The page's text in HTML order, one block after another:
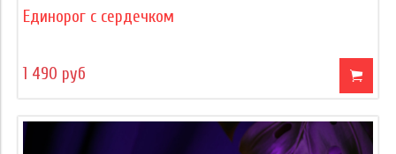
Единорог с сердечком
1 490 руб